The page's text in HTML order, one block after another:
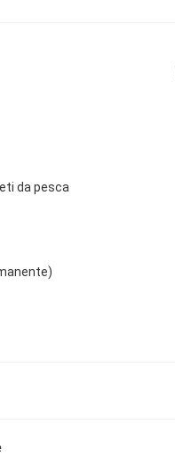
da pesca